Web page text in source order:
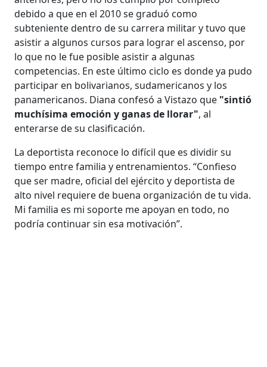
debido a que en el 2010 se graduó como
subtenientedentro de su carrera militar y tuvo que
asistir a algunos cursos para lograr el ascenso, por
lo que no le fue posible asistir a algunas
competencias. En este último ciclo es donde ya pudo
participar en bolivarianos, sudamericanos y los
panamericanos. Diana confesó a Vistazo que "sintió
muchísima emoción y ganas de llorar", al
enterarse de su clasificación.
La deportista reconoce lo difícil que es dividir su
tiempo entre familia y entrenamientos. “Confieso
que ser madre, oficial del ejército y deportista de
alto nivel requiere de buena organización de tu vida.
Mi familia es mi soporte me apoyan en todo, no
podría continuar sin esa motivación”.